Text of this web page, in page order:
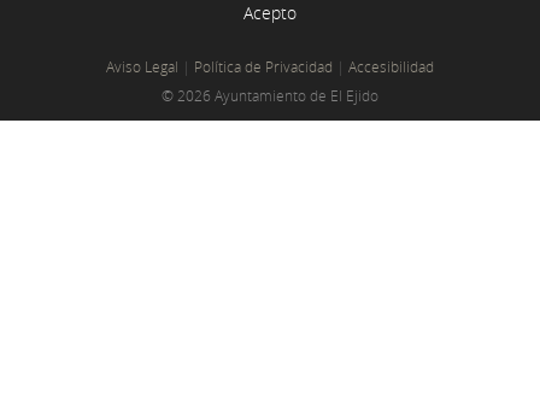
Acepto
Aviso Legal | Política de Privacidad | Accesibilidad
© 2026 Ayuntamiento de El Ejido